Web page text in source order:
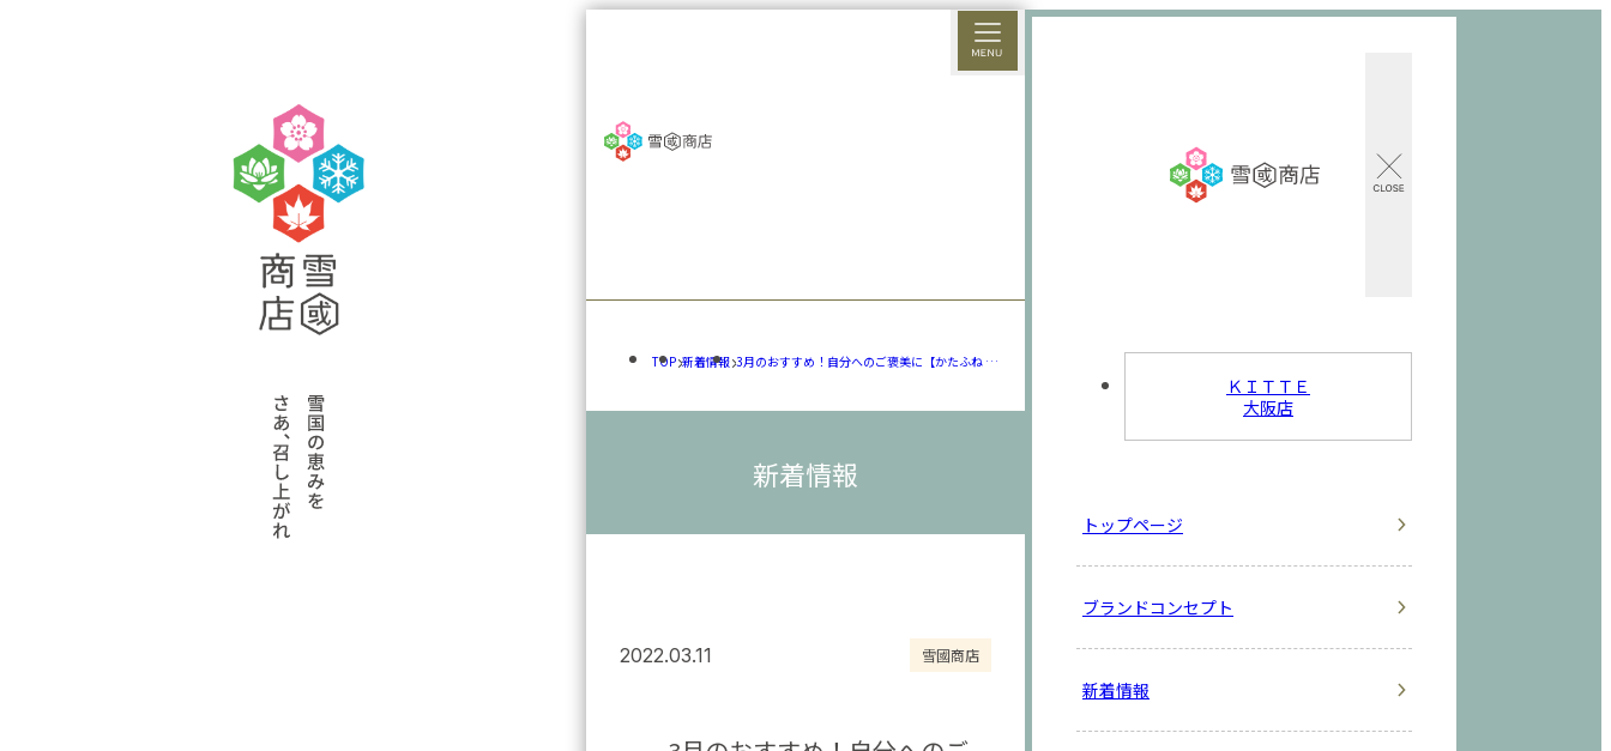
ＫＩＴＴＥ
大阪店
トップページ
ブランドコンセプト
新着情報
TOP 新着情報 3月のおすすめ！自分へのご褒美に【かたふね は
なじかん】
新着情報
2022.03.11 雪國商店